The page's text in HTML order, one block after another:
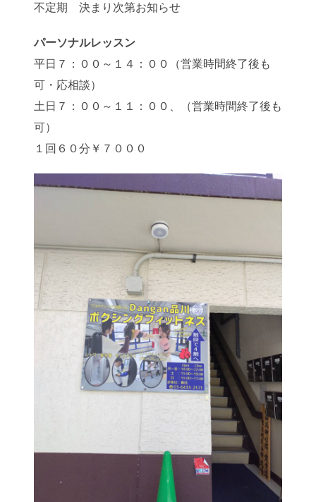
不定期 決まり次第お知らせ
パーソナルレッスン
平日７：００～１４：００（営業時間終了後も
可・応相談）
土日７：００～１１：００、（営業時間終了後も
可）
１回６０分￥７０００